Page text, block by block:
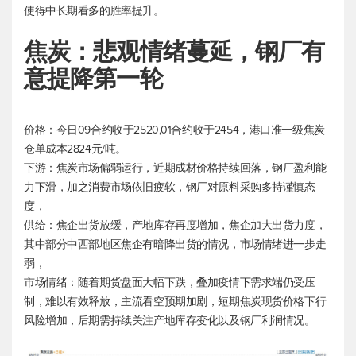
使得中长期看多的胜率提升。
焦炭：悲观情绪蔓延，钢厂有
意提降第一轮
价格：今日09合约收于2520,01合约收于2454，港口准一级焦炭
仓单成本2824元/吨。
下游：焦炭市场偏弱运行，近期成材价格持续回落，钢厂盈利能
力下滑，加之消费市场依旧疲软，钢厂对原料采购多持谨慎态
度，
供给：焦企出货放缓，产地库存再度增加，焦企加大出货力度，
其中部分中西部地区焦企有暗降出货的情况，市场情绪进一步走
弱，
市场情绪：随着期货盘面大幅下跌，叠加疫情下需求端仍受压
制，难以有效释放，主流看空预期加剧，短期焦炭现货价格下行
风险增加，后期需持续关注产地库存变化以及钢厂利润情况。